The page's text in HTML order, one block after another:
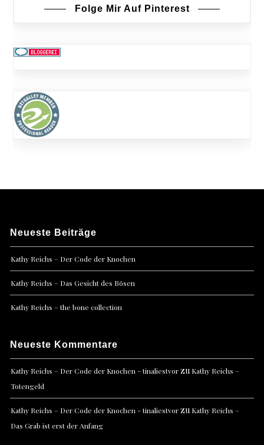
Folge Mir Auf Pinterest
Neueste Beiträge
Kathy Reichs – Der Code der Knochen
Kathy Reichs – Das Gesicht des Bösen
Kathy Reichs – the bone collection
Neueste Kommentare
Kathy Reichs – Der Code der Knochen - tinaliestvorzu Kathy Reichs –
Totengeld
Kathy Reichs – Der Code der Knochen - tinaliestvorzu Kathy Reichs –
Das Grab ist erst der Anfang